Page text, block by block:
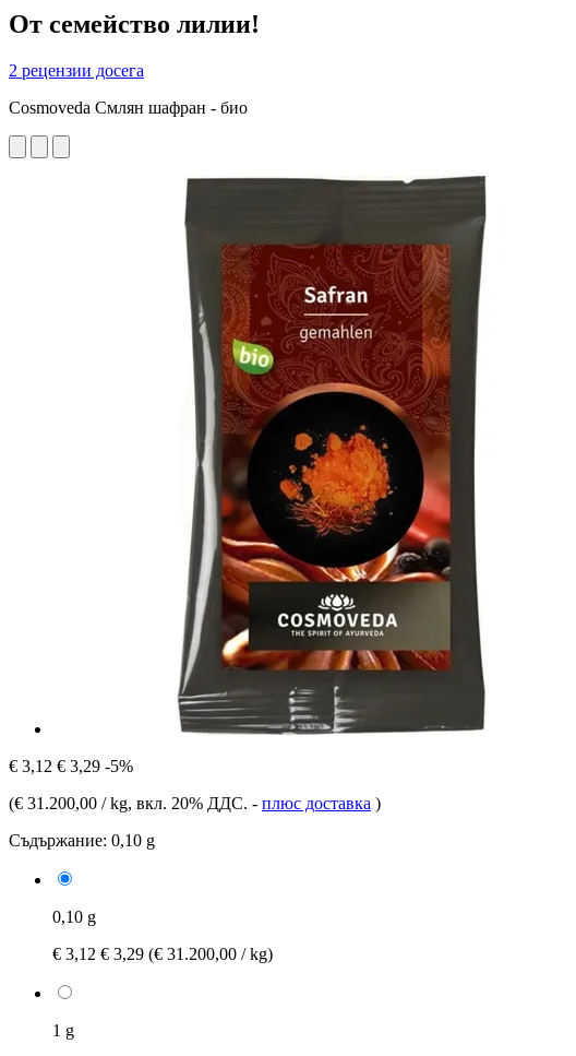
От семейство лилии!
2 рецензии досега
Cosmoveda Смлян шафран - био
€ 3,12 € 3,29 -5%
(€ 31.200,00 / kg, вкл. 20% ДДС. - плюс доставка )
Съдържание: 0,10 g
0,10 g
€ 3,12 € 3,29 (€ 31.200,00 / kg)
1 g